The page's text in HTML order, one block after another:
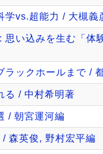
学vs.超能力 / 大槻義
思い込みを生む「体
ラックホールまで /
る / 中村希明著
/ 朝宮運河編
森英俊, 野村宏平編